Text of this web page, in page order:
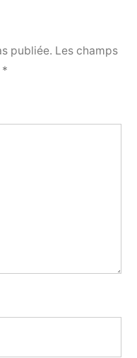
publiée. Les champs
*